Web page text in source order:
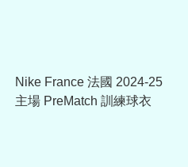
Nike France 法國 2024-25
主場 PreMatch 訓練球衣